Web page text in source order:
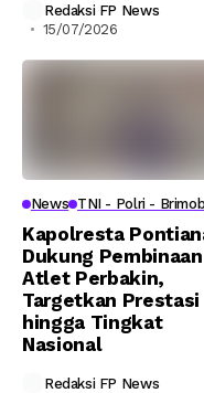
Redaksi FP News
15/07/2026
News TNI - Polri - Brimob
Kapolresta
Dukung Pembinaan
Atlet Perbakin,
Targetkan Prestasi
hingga Tingkat
Nasional
Redaksi FP News